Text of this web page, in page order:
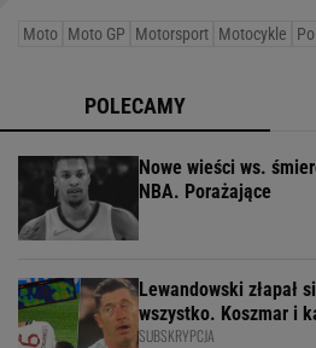
Moto Moto GP Motorsport Motocykle
POLECAMY
Nowe wieści ws.
NBA. Porażające
Lewandowski złapał
wszystko. Koszmar i
SUBSKRYPCJA